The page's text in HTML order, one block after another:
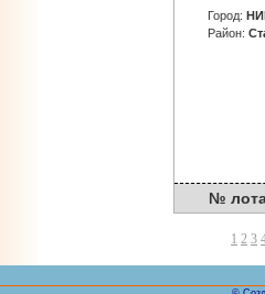
Город:
Район:
№ лота :
1 2 3